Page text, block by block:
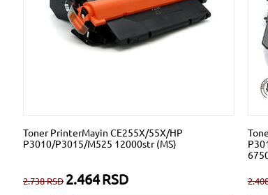
Toner PrinterMayin CE255X/55X/HP
P3010/P3015/M525 12000str (MS)
2.738RSD 2.464RSD